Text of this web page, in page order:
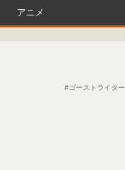
アニメ
ゴーストライター